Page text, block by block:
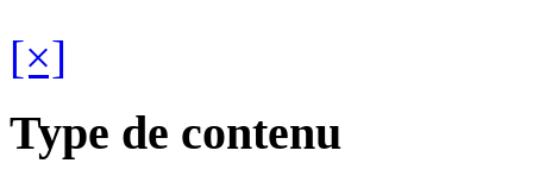
[×]
Type de contenu